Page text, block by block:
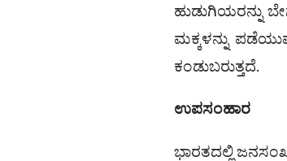
ಹುಡುಗಿಯರನ್ನು
ಮಕ್ಕಳನ್ನು
ಕಂಡುಬರುತ್ತದೆ.
ಉಪಸಂಹಾರ
ಭಾರತದಲ್ಲಿ